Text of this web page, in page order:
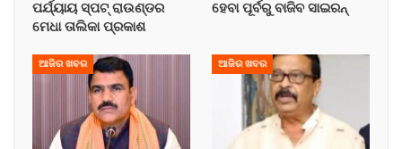
ପର୍ଯ୍ୟାୟ ସ୍ପଟ୍ ରାଉଣ୍ଡର
ମେଧା ତାଲିକା ପ୍ରକାଶ
ହେବା ପୂର୍ବରୁ ବାଜିବ ସାଇରନ୍
ଆଜିର ଖବର ଆଜିର ଖବର